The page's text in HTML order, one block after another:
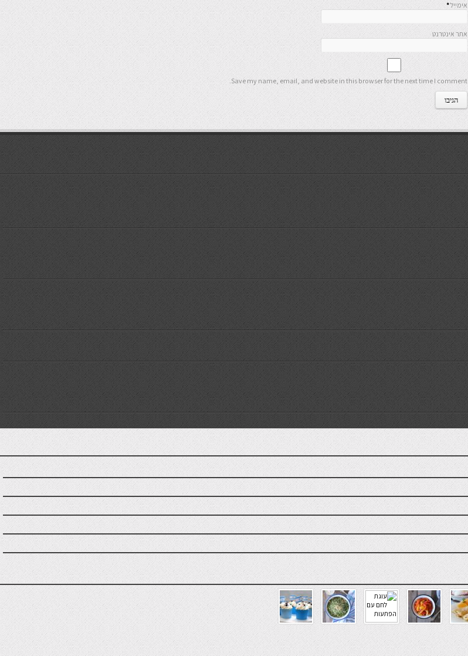
אימייל*
אתר אינטרנט
Save my name, email, and website in this browser for the next time I comment.